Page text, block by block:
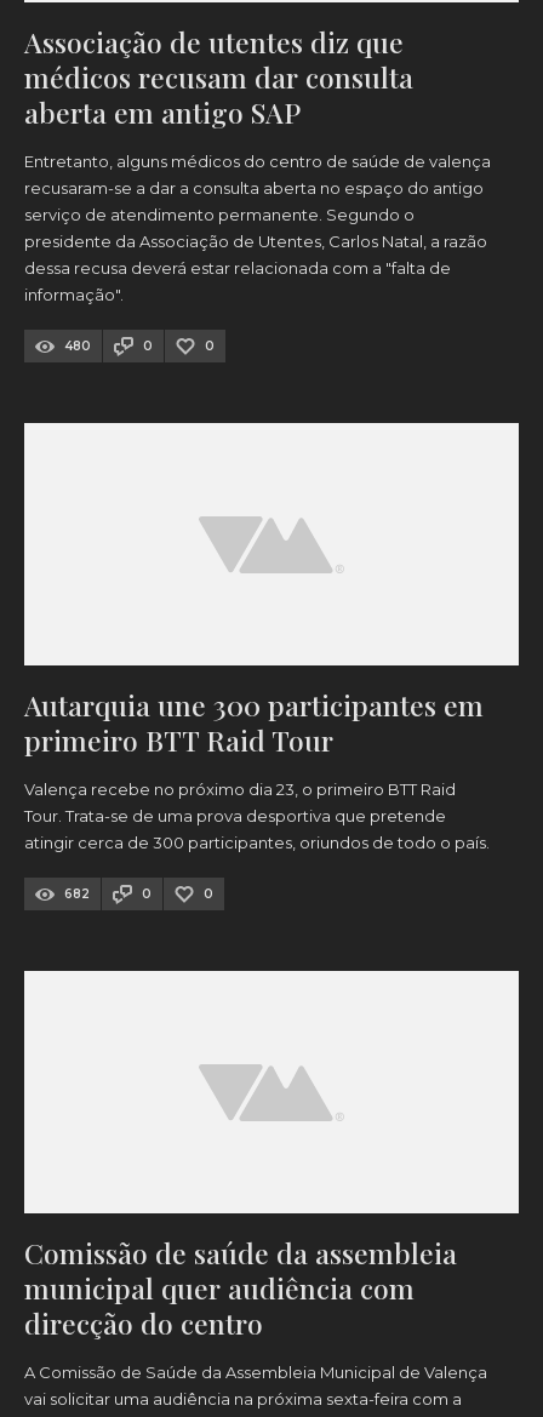
Associação de utentes diz que
médicos recusam dar consulta
aberta em antigo SAP
Entretanto, alguns médicos do centro de saúde de valença
recusaram-se a dar a consulta aberta no espaço do antigo
serviço de atendimento permanente. Segundo o
presidente da Associação de Utentes, Carlos Natal, a razão
dessa recusa deverá estar relacionada com a "falta de
informação".
480 0 0
Autarquia une 300 participantes em
primeiro BTT Raid Tour
Valença recebe no próximo dia 23, o primeiro BTT Raid
Tour. Trata-se de uma prova desportiva que pretende
atingir cerca de 300 participantes, oriundos de todo o país.
682 0 0
Comissão de saúde da assembleia
municipal quer audiência com
direcção do centro
A Comissão de Saúde da Assembleia Municipal de Valença
vai solicitar uma audiência na próxima sexta-feira com a